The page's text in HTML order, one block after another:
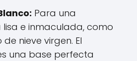
Para una
e inmaculada, como
nieve virgen. El
una base perfecta